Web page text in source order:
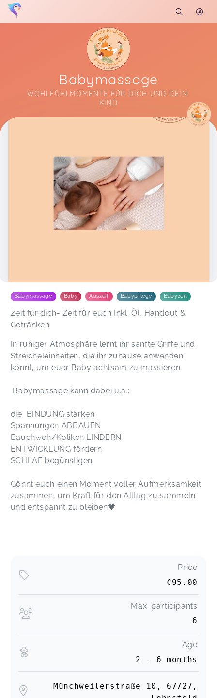
Babymassage
WOHLFÜHLMOMENTE FÜR DICH UND DEIN
KIND
Soon you will learn more about me here...
Babymassage Baby Auszeit Babypflege Babyzeit
Zeit für dich- Zeit für euch Inkl. Öl, Handout &
Getränken
In ruhiger Atmosphäre lernt ihr sanfte Griffe und
Streicheleinheiten, die ihr zuhause anwenden
könnt, um euer Baby achtsam zu massieren.
Babymassage kann dabei u.a.:
die BINDUNG stärken
Spannungen ABBAUEN
Bauchweh/Koliken LINDERN
ENTWICKLUNG fördern
SCHLAF begünstigen
Gönnt euch einen Moment voller Aufmerksamkeit
zusammen, um Kraft für den Alltag zu sammeln
und entspannt zu bleiben🧡
Price
€95.00
Max. participants
6
Age
2 - 6 months
Münchweilerstraße 10, 67727,